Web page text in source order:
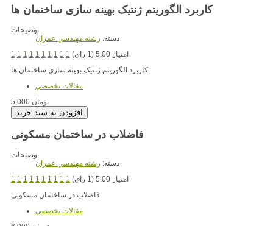
کاربرد الگوریتم ژنتیک بهینه سازی ساختمان ها
توضیحات
دسته: رشته مهندسي عمران
1 1 1 1 1 1 1 1 1 1
امتیاز 5.00 (1 رای)
مقالات تخصصي
5,000 تومان
فاضلاب در ساختمان مسکونی
توضیحات
دسته: رشته مهندسي عمران
1 1 1 1 1 1 1 1 1 1
امتیاز 5.00 (1 رای)
فاضلاب در ساختمان مسکونی
مقالات تخصصي